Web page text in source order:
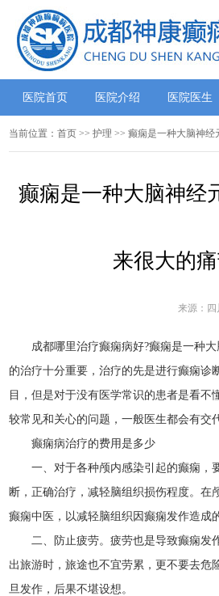
医院首页 医院介绍 医院医生
当前位置： 首页 >> 护理 >> 癫痫是一种大脑神
癫痫是一种大脑神经
来很大的
来源：四
成都哪里治疗癫痫病好?癫痫是一种
的治疗十分重要，治疗的先是进行癫痫诊
目，但是对于没有医学常识的患者是看
较常见和关心的问题，一般医生都会有交
癫痫病治疗的费用是多少
一、对于各种颅内感染引起的癫痫，
断，正确治疗，减轻脑组织损伤程度。在
癫痫中医，以减轻脑组织因癫痫发作造成
二、防止疲劳。疲劳也是导致癫痫发
出旅游时，旅途也不宜劳累，更不要去
旦发作，后果不堪设想。